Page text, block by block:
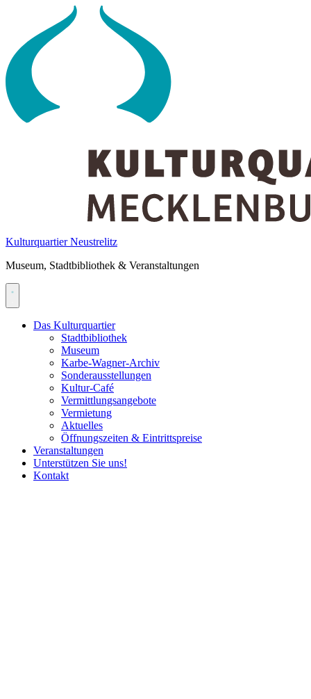
content
Kulturquartier Neustrelitz
Museum, Stadtbibliothek & Veranstaltungen
Das Kulturquartier
Stadtbibliothek
Museum
Karbe-Wagner-Archiv
Sonderausstellungen
Kultur-Café
Vermittlungsangebote
Vermietung
Aktuelles
Öffnungszeiten & Eintrittspreise
Veranstaltungen
Unterstützen Sie uns!
Kontakt